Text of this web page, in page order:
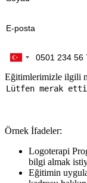
Eğitimlerimizle ilgili
Örnek İfadeler:
Logoterapi
bilgi almak
Eğitimin